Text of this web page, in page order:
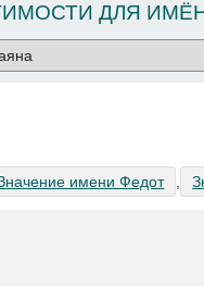
ДЛЯ
имени Федот